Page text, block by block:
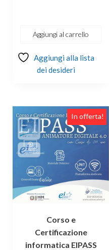
Aggiungi al carrello
Aggiungi alla lista
dei desideri
In offerta!
Corso e
Certificazione
informatica EIPASS